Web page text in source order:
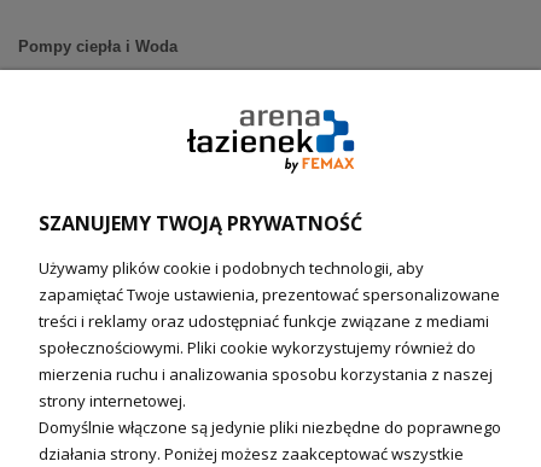
Pompy ciepła i Woda
Ogrzewanie podłogowe (główne)
Technika solarna
Fotowoltanika
Sterowniki i regulatory
Nagrzewnice i kurtyny
Kuchnia i Wentylacja
SZANUJEMY TWOJĄ PRYWATNOŚĆ
Używamy plików cookie i podobnych technologii, aby
zapamiętać Twoje ustawienia, prezentować spersonalizowane
treści i reklamy oraz udostępniać funkcje związane z mediami
społecznościowymi. Pliki cookie wykorzystujemy również do
mierzenia ruchu i analizowania sposobu korzystania z naszej
strony internetowej.
Domyślnie włączone są jedynie pliki niezbędne do poprawnego
działania strony. Poniżej możesz zaakceptować wszystkie